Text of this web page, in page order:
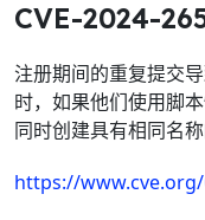
CVE-2024-
注册期间的重复提交
时，如果他们使用脚
同时创建具有相同名
https://www.cve.org/